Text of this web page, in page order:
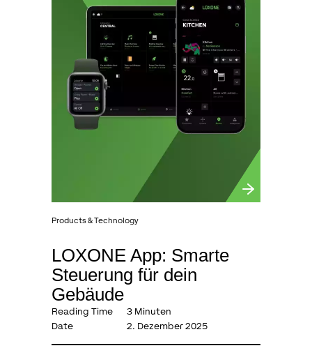
Products & Technology
LOXONE App: Smarte
Steuerung für dein
Gebäude
Reading Time
Date
3 Minuten
2. Dezember 2025